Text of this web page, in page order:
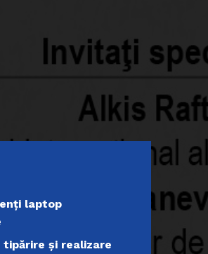
laptop
tipărire şi realizare